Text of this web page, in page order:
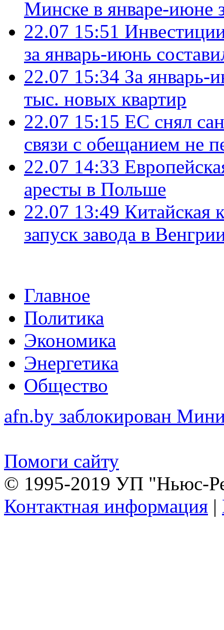
Минске в январе-июне
22.07 15:51
за январь-июнь
22.07 15:34 За январь-
тыс. новых квартир
22.07 15:15 ЕС снял
связи с обещанием не
22.07 14:33
аресты в Польше
22.07 13:49 Китайская
запуск завода в
Главное
Политика
Экономика
Энергетика
Общество
afn.by заблокирован
Помоги сайту
© 1995-2019 УП "Ньюс-
Контактная информация |